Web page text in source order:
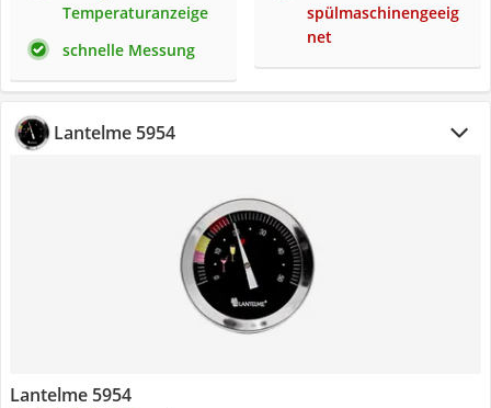
Temperaturanzeige
schnelle Messung
spülmaschinengeeig
net
Lantelme 5954
Lantelme 5954